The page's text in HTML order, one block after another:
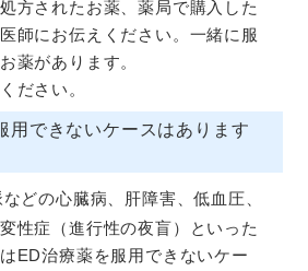
方されたお薬、薬局で購入した
師にお伝えください。一緒に服
薬があります。
ださい。
用できないケースはあります
どの心臓病、肝障害、低血圧、
性症（進行性の夜盲）といった
ED治療薬を服用できないケー